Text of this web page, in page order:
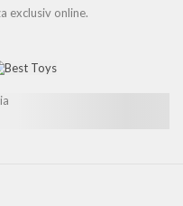
exclusiv online.